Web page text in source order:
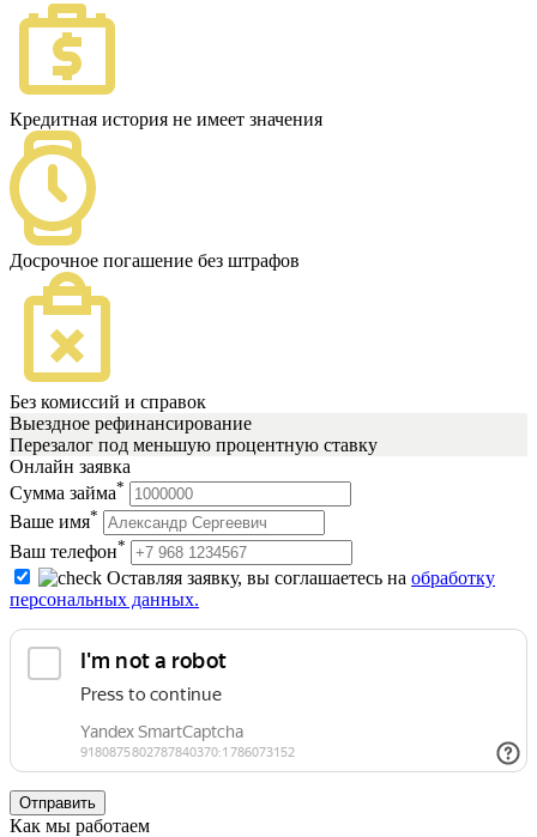
Кредитная история не имеет значения
Досрочное погашение без штрафов
Без комиссий и справок
Выездное рефинансирование
Перезалог под меньшую процентную ставку
Онлайн заявка
Сумма займа*
Ваше имя*
Ваш телефон*
Оставляя заявку, вы соглашаетесь на обработку
персональных данных.
Отправить
Как мы работаем